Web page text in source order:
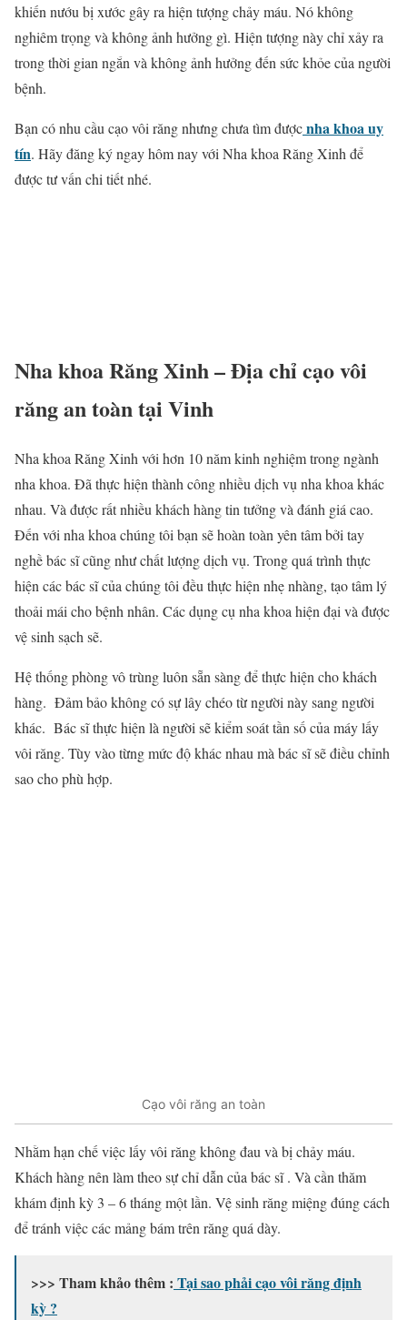
khiến nướu bị xước gây ra hiện tượng chảy máu. Nó không
nghiêm trọng và không ảnh hưởng gì. Hiện tượng này chỉ xảy ra
trong thời gian ngắn và không ảnh hưởng đến sức khỏe của người
bệnh.
Bạn có nhu cầu cạo vôi răng nhưng chưa tìm đượcnha khoa uy
tín. Hãy đăng ký ngay hôm nay với Nha khoa Răng Xinh để
được tư vấn chi tiết nhé.
Nha khoa Răng Xinh – Địa chỉ cạo vôi
răng an toàn tại Vinh
Nha khoa Răng Xinh với hơn 10 năm kinh nghiệm trong ngành
nha khoa. Đã thực hiện thành công nhiều dịch vụ nha khoa khác
nhau. Và được rất nhiều khách hàng tin tưởng và đánh giá cao.
Đến với nha khoa chúng tôi bạn sẽ hoàn toàn yên tâm bởi tay
nghề bác sĩ cũng như chất lượng dịch vụ. Trong quá trình thực
hiện các bác sĩ của chúng tôi đều thực hiện nhẹ nhàng, tạo tâm lý
thoải mái cho bệnh nhân. Các dụng cụ nha khoa hiện đại và được
vệ sinh sạch sẽ.
Hệ thống phòng vô trùng luôn sẵn sàng để thực hiện cho khách
hàng. Đảm bảo không có sự lây chéo từ người này sang người
khác. Bác sĩ thực hiện là người sẽ kiểm soát tần số của máy lấy
vôi răng. Tùy vào từng mức độ khác nhau mà bác sĩ sẽ điều chỉnh
sao cho phù hợp.
Cạo vôi răng an toàn
Nhằm hạn chế việc lấy vôi răng không đau và bị chảy máu.
Khách hàng nên làm theo sự chỉ dẫn của bác sĩ . Và cần thăm
khám định kỳ 3 – 6 tháng một lần. Vệ sinh răng miệng đúng cách
để tránh việc các mảng bám trên răng quá dày.
>>> Tham khảo thêm : Tại sao phải cạo vôi răng định
kỳ ?